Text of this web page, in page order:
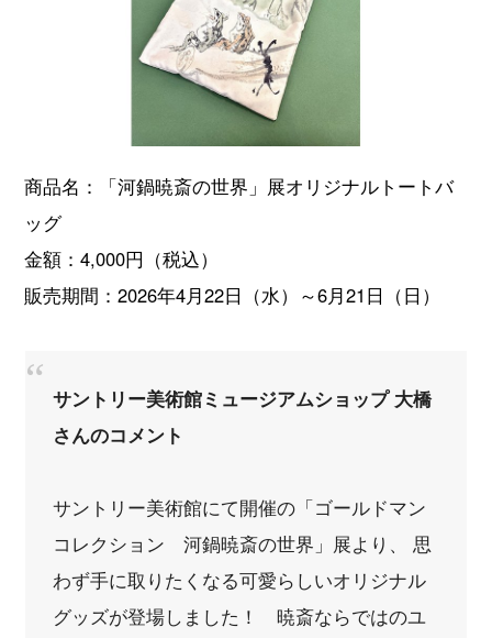
商品名：「河鍋暁斎の世界」展オリジナルトートバ
ッグ
金額：4,000円（税込）
販売期間：2026年4月22日（水）～6月21日（日）
サントリー美術館ミュージアムショップ 大橋
さんのコメント
サントリー美術館にて開催の「ゴールドマン
コレクション 河鍋暁斎の世界」展より、 思
わず手に取りたくなる可愛らしいオリジナル
グッズが登場しました！ 暁斎ならではのユ